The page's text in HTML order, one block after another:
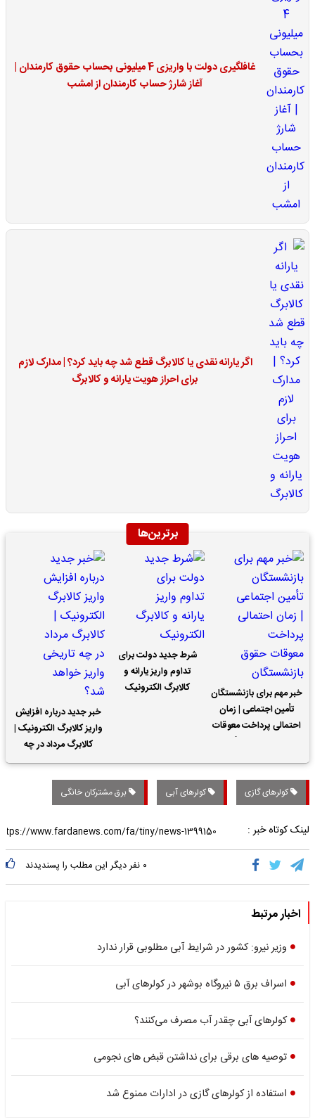
غافلگیری دولت با واریزی 4 میلیونی بحساب حقوق کارمندان |
آغاز شارژ حساب کارمندان از امشب
اگر یارانه نقدی یا کالابرگ قطع شد چه باید کرد؟ | مدارک لازم
برای احراز هویت یارانه و کالابرگ
برترین‌ها
خبر مهم برای بازنشستگان
تأمین اجتماعی | زمان
احتمالی پرداخت معوقات
شرط جدید دولت برای
تداوم واریز یارانه و
کالابرگ الکترونیک
خبر جدید درباره افزایش
واریز کالابرگ الکترونیک |
کالابرگ مرداد در چه
تاریخی واریز خواهد شد؟
کولرهای گازی کولرهای آبی برق مشترکان خانگی
لینک کوتاه خبر :
۰ نفر دیگر این مطلب را پسندیدند
اخبار مرتبط
وزیر نیرو: کشور در شرایط آبی مطلوبی قرار ندارد
اسراف برق ۵ نیروگاه بوشهر در کولرهای آبی
کولرهای آبی چقدر آب مصرف می‌کنند؟
توصیه های برقی برای نداشتن قبض های نجومی
استفاده از کولرهای گازی در ادارات ممنوع شد